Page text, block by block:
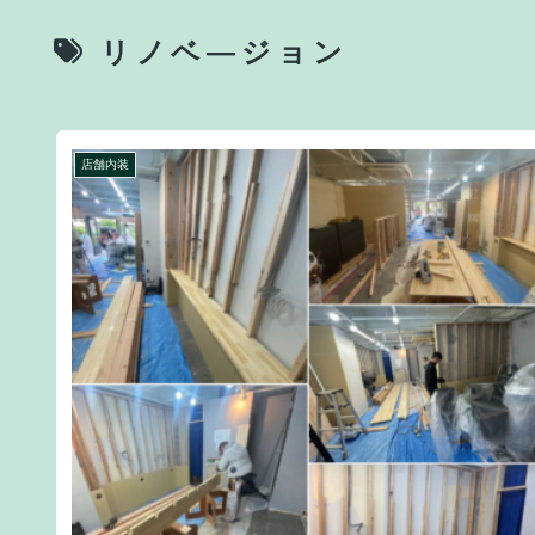
リノベ―ジョン
店舗内装